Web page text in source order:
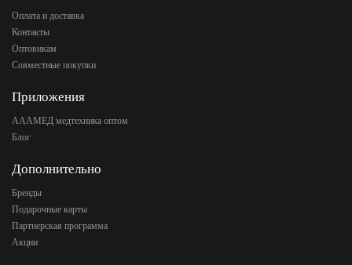
Оплата и доставка
Контакты
Оптовикам
Совместные покупки
Приложения
АААМЕД медтехника оптом
Блог
Дополнительно
Бренды
Подарочные карты
Партнерская программа
Акции